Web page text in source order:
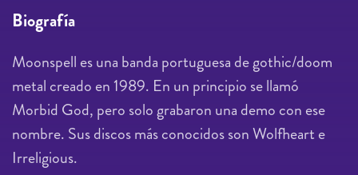
Biografía
Moonspell es una banda portuguesa de gothic/doom
metal creado en 1989. En un principio se llamó
Morbid God, pero solo grabaron una demo con ese
nombre. Sus discos más conocidos son Wolfheart e
Irreligious.